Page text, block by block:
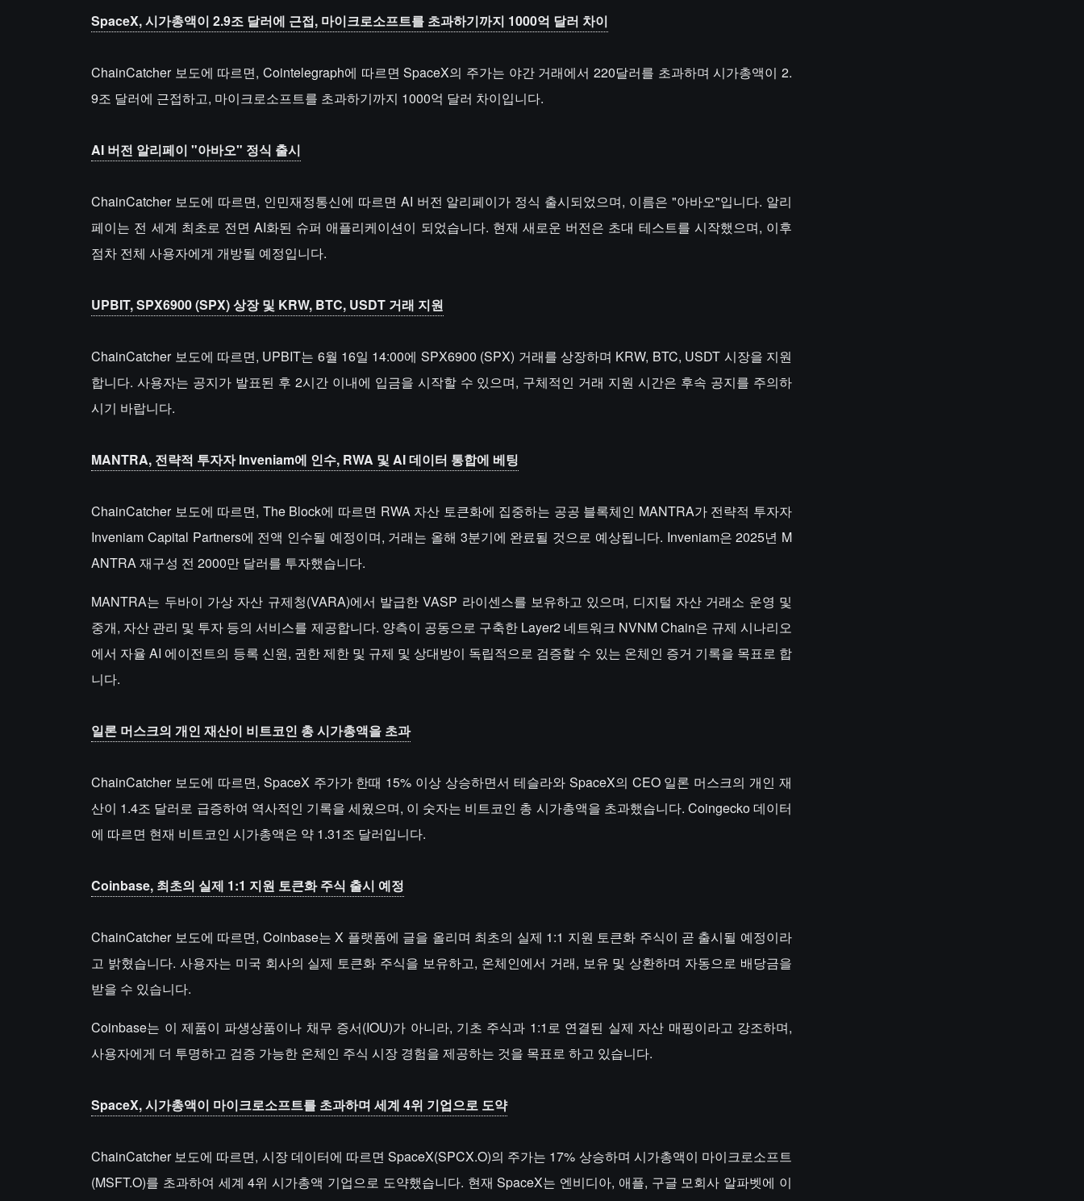
SpaceX, 시가총액이 2.9조 달러에 근접, 마이크로소프트를 초과하기까지 1000억 달러 차이
ChainCatcher 보도에 따르면, Cointelegraph에 따르면 SpaceX의 주가는 야간 거래에서 220달러를 초과하며 시가총액이 2.
9조 달러에 근접하고, 마이크로소프트를 초과하기까지 1000억 달러 차이입니다.
AI 버전 알리페이 "아바오" 정식 출시
ChainCatcher 보도에 따르면, 인민재정통신에 따르면 AI 버전 알리페이가 정식 출시되었으며, 이름은 "아바오"입니다. 알리
페이는 전 세계 최초로 전면 AI화된 슈퍼 애플리케이션이 되었습니다. 현재 새로운 버전은 초대 테스트를 시작했으며, 이후
점차 전체 사용자에게 개방될 예정입니다.
UPBIT, SPX6900 (SPX) 상장 및 KRW, BTC, USDT 거래 지원
ChainCatcher 보도에 따르면, UPBIT는 6월 16일 14:00에 SPX6900 (SPX) 거래를 상장하며 KRW, BTC, USDT 시장을 지원
합니다. 사용자는 공지가 발표된 후 2시간 이내에 입금을 시작할 수 있으며, 구체적인 거래 지원 시간은 후속 공지를 주의하
시기 바랍니다.
MANTRA, 전략적 투자자 Inveniam에 인수, RWA 및 AI 데이터 통합에 베팅
ChainCatcher 보도에 따르면, The Block에 따르면 RWA 자산 토큰화에 집중하는 공공 블록체인 MANTRA가 전략적 투자자
Inveniam Capital Partners에 전액 인수될 예정이며, 거래는 올해 3분기에 완료될 것으로 예상됩니다. Inveniam은 2025년 M
ANTRA 재구성 전 2000만 달러를 투자했습니다.
MANTRA는 두바이 가상 자산 규제청(VARA)에서 발급한 VASP 라이센스를 보유하고 있으며, 디지털 자산 거래소 운영 및
중개, 자산 관리 및 투자 등의 서비스를 제공합니다. 양측이 공동으로 구축한 Layer2 네트워크 NVNM Chain은 규제 시나리오
에서 자율 AI 에이전트의 등록 신원, 권한 제한 및 규제 및 상대방이 독립적으로 검증할 수 있는 온체인 증거 기록을 목표로 합
니다.
일론 머스크의 개인 재산이 비트코인 총 시가총액을 초과
ChainCatcher 보도에 따르면, SpaceX 주가가 한때 15% 이상 상승하면서 테슬라와 SpaceX의 CEO 일론 머스크의 개인 재
산이 1.4조 달러로 급증하여 역사적인 기록을 세웠으며, 이 숫자는 비트코인 총 시가총액을 초과했습니다. Coingecko 데이터
에 따르면 현재 비트코인 시가총액은 약 1.31조 달러입니다.
Coinbase, 최초의 실제 1:1 지원 토큰화 주식 출시 예정
ChainCatcher 보도에 따르면, Coinbase는 X 플랫폼에 글을 올리며 최초의 실제 1:1 지원 토큰화 주식이 곧 출시될 예정이라
고 밝혔습니다. 사용자는 미국 회사의 실제 토큰화 주식을 보유하고, 온체인에서 거래, 보유 및 상환하며 자동으로 배당금을
받을 수 있습니다.
Coinbase는 이 제품이 파생상품이나 채무 증서(IOU)가 아니라, 기초 주식과 1:1로 연결된 실제 자산 매핑이라고 강조하며,
사용자에게 더 투명하고 검증 가능한 온체인 주식 시장 경험을 제공하는 것을 목표로 하고 있습니다.
SpaceX, 시가총액이 마이크로소프트를 초과하며 세계 4위 기업으로 도약
ChainCatcher 보도에 따르면, 시장 데이터에 따르면 SpaceX(SPCX.O)의 주가는 17% 상승하며 시가총액이 마이크로소프트
(MSFT.O)를 초과하여 세계 4위 시가총액 기업으로 도약했습니다. 현재 SpaceX는 엔비디아, 애플, 구글 모회사 알파벳에 이